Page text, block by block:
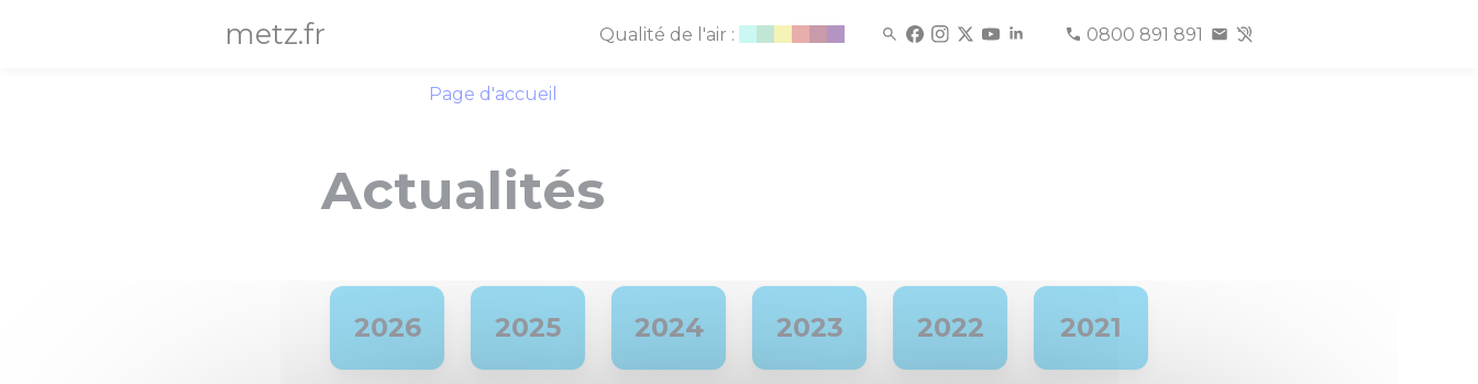
metz.fr Qualité de l'air : 0800 891 891
Page d'accueil
Actualités
2026 2025 2024 2023 2022 2021